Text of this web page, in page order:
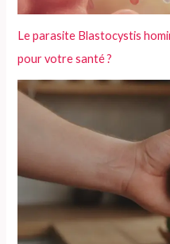
Le parasite Blastocystis
pour votre santé ?